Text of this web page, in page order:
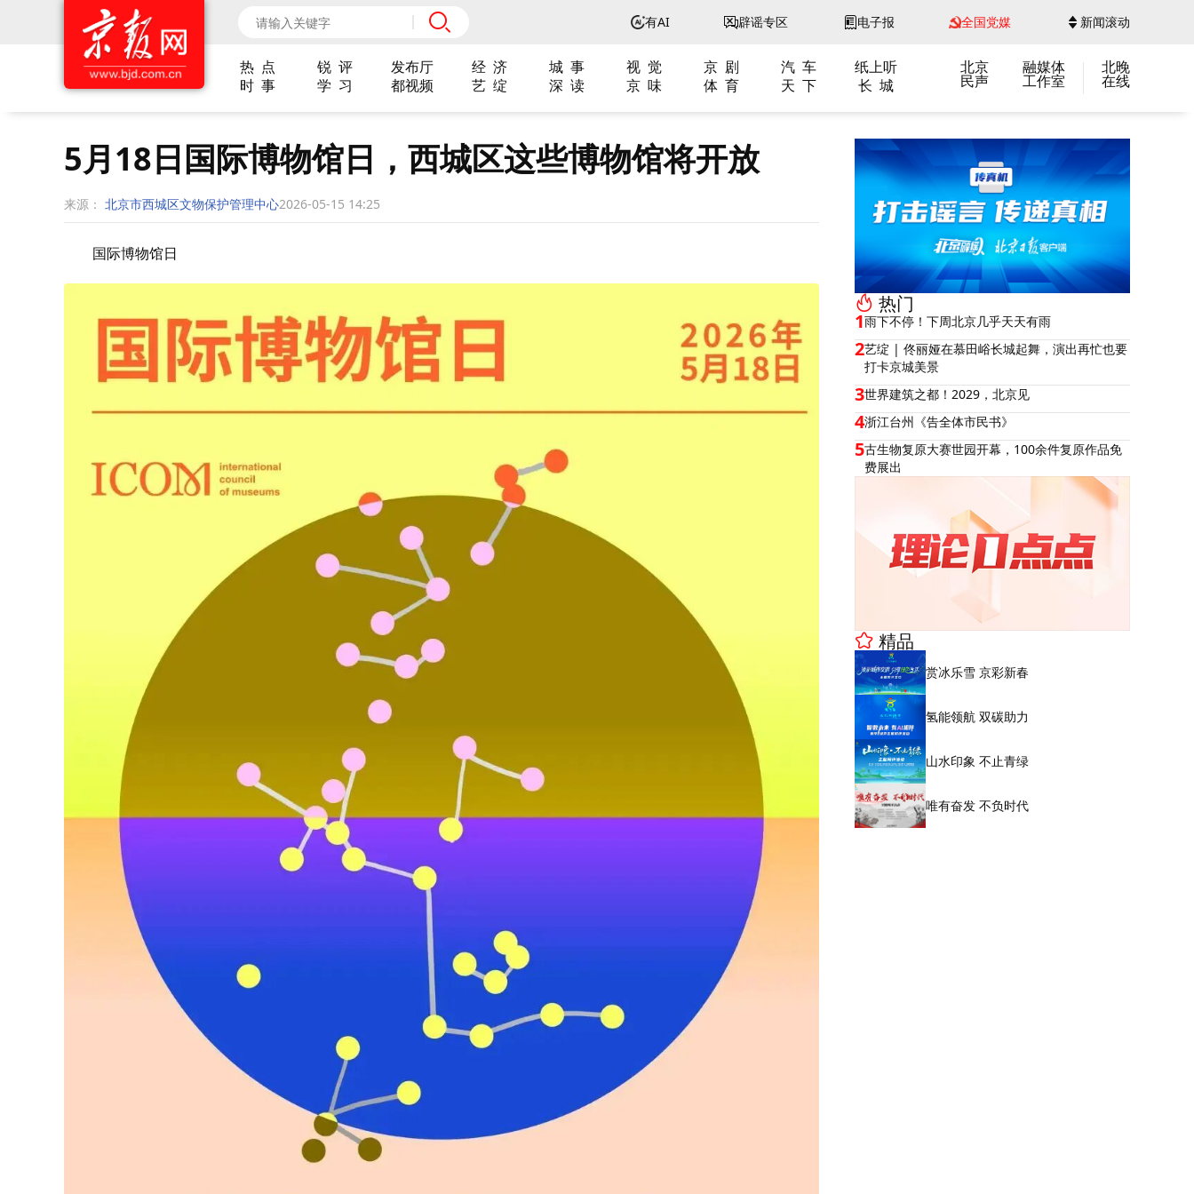
有AI 辟谣专区 电子报 全国党媒 新闻滚动
热 点 锐 评 发布厅 经 济 城 事 视 觉 京 剧 汽 车
纸上听
时 事
学 习 都视频 艺 绽 深 读 京 味 体 育 天 下 长 城
北京
民声
融媒体
工作室
北晚
在线
5月18日国际博物馆日，西城区这些博物馆将开放
来源： 北京市西城区文物保护管理中心2026-05-15 14:25
国际博物馆日
热门
1雨下不停！下周北京几乎天天有雨
2艺绽 | 佟丽娅在慕田峪长城起舞，演出再忙也要
打卡京城美景
3世界建筑之都！2029，北京见
4浙江台州《告全体市民书》
5古生物复原大赛世园开幕，100余件复原作品免
费展出
精品
赏冰乐雪 京彩新春
氢能领航 双碳助力
山水印象 不止青绿
唯有奋发 不负时代